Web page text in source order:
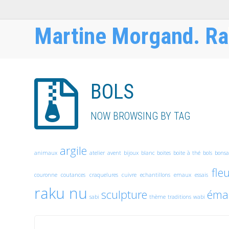
Martine Morgand.
BOLS
NOW BROWSING BY TAG
animaux argile atelier avent bijoux blanc boites boite à thé bols
couronne coutances craquelures cuivre echantillons emaux essais
raku nu sabi sculpture thème traditions wabi